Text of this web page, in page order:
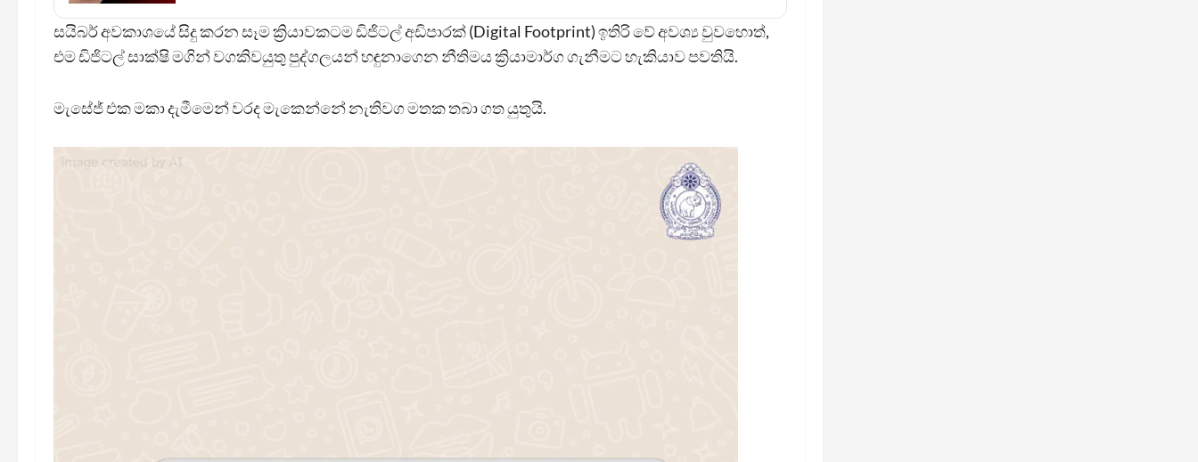
සයිබර් අවකාශයේ සිදු කරන සෑම ක්‍රියාවකටම ඩිජිටල් අඩිපාරක් (Digital Footprint) ඉතිරි වේ අවශ්‍ය වුවහොත්,
එම ඩිජිටල් සාක්ෂි මගින් වගකිවයුතු පුද්ගලයන් හඳුනාගෙන නීතිමය ක්‍රියාමාර්ග ගැනීමට හැකියාව පවතියි.
මැසේජ් එක මකා දැමීමෙන් වරද මැකෙන්නේ නැතිවග මතක තබා ගත යුතුයි.